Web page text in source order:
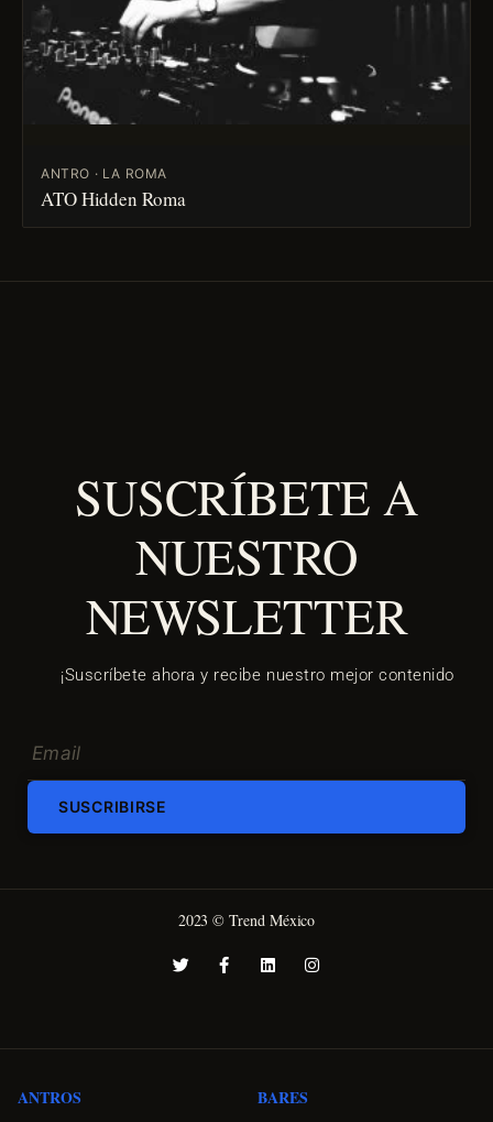
ANTRO · LA ROMA
ATO Hidden Roma
SUSCRÍBETE A
NUESTRO
NEWSLETTER
¡Suscríbete ahora y recibe nuestro mejor contenido
SUSCRIBIRSE
2023 © Trend México
ANTROS BARES